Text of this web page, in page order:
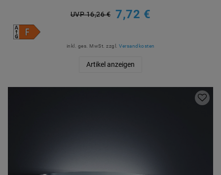
UVP 16,26 € 7,72 €
inkl. ges. MwSt. zzgl. Versandkosten
Artikel anzeigen